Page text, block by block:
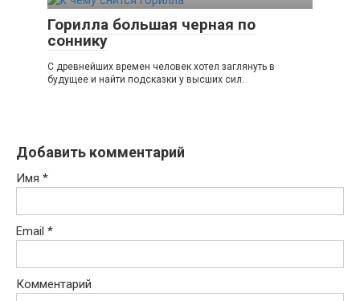
Горилла большая черная по
соннику
С древнейших времен человек хотел заглянуть в
будущее и найти подсказки у высших сил.
Добавить комментарий
Имя *
Email *
Комментарий